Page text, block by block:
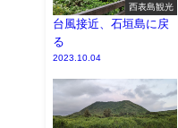
西表島観光
台風接近、石垣島に戻
る
2023.10.04